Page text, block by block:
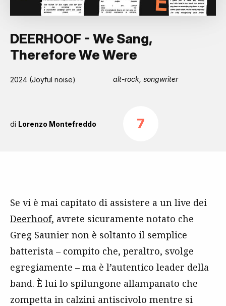
DEERHOOF - We Sang,
Therefore We Were
2024 (Joyful noise) alt-rock, songwriter
di Lorenzo Montefreddo 7
Se vi è mai capitato di assistere a un live dei
Deerhoof, avrete sicuramente notato che
Greg Saunier non è soltanto il semplice
batterista – compito che, peraltro, svolge
egregiamente – ma è l’autentico leader della
band. È lui lo spilungone allampanato che
zompetta in calzini antiscivolo mentre si